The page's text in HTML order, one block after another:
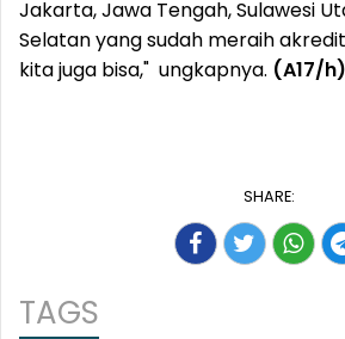
Jakarta, Jawa Tengah, Sulawesi
Selatan yang sudah meraih
kita juga bisa," ungkapnya. (A17/h)
SHARE:
TAGS